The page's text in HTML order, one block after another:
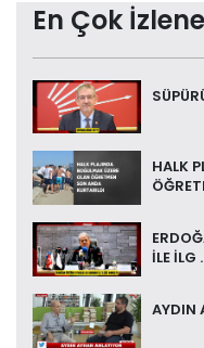
En Çok
HALK
İLE İLG
AYDIN